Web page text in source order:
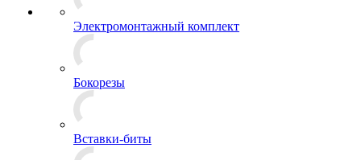
Электромонтажный комплект
Бокорезы
Вставки-биты